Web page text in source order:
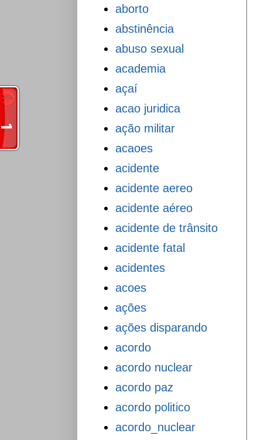
aborto
abstinência
abuso sexual
academia
açaí
acao juridica
ação militar
acaoes
acidente
acidente aereo
acidente aéreo
acidente de trânsito
acidente fatal
acidentes
acoes
ações
ações disparando
acordo
acordo nuclear
acordo paz
acordo politico
acordo_nuclear